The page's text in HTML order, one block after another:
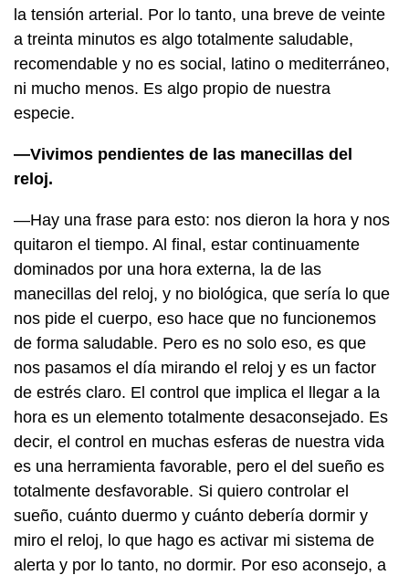
la tensión arterial. Por lo tanto, una breve de veinte
a treinta minutos es algo totalmente saludable,
recomendable y no es social, latino o mediterráneo,
ni mucho menos. Es algo propio de nuestra
especie.
—Vivimos pendientes de las manecillas del
reloj.
—Hay una frase para esto: nos dieron la hora y nos
quitaron el tiempo. Al final, estar continuamente
dominados por una hora externa, la de las
manecillas del reloj, y no biológica, que sería lo que
nos pide el cuerpo, eso hace que no funcionemos
de forma saludable. Pero es no solo eso, es que
nos pasamos el día mirando el reloj y es un factor
de estrés claro. El control que implica el llegar a la
hora es un elemento totalmente desaconsejado. Es
decir, el control en muchas esferas de nuestra vida
es una herramienta favorable, pero el del sueño es
totalmente desfavorable. Si quiero controlar el
sueño, cuánto duermo y cuánto debería dormir y
miro el reloj, lo que hago es activar mi sistema de
alerta y por lo tanto, no dormir. Por eso aconsejo, a